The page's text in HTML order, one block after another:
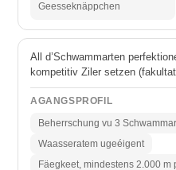
Geesseknäppchen
All d’Schwammarten
kompetitiv Ziler setzen
AGANGSPROFIL
Beherrschung vu 3
Waasseratem ugeéigent
Fäegkeet, mindestens 2.000